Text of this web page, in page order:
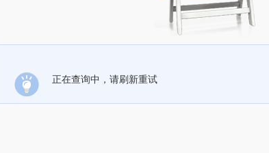
正在查询中，请刷新重试